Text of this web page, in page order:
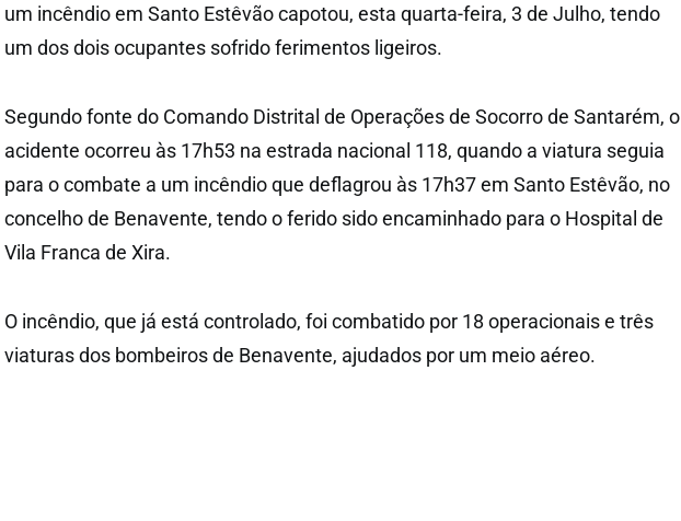
um incêndio em Santo Estêvão capotou, esta quarta-feira, 3 de Julho, tendo
um dos dois ocupantes sofrido ferimentos ligeiros.
Segundo fonte do Comando Distrital de Operações de Socorro de Santarém, o
acidente ocorreu às 17h53 na estrada nacional 118, quando a viatura seguia
para o combate a um incêndio que deflagrou às 17h37 em Santo Estêvão, no
concelho de Benavente, tendo o ferido sido encaminhado para o Hospital de
Vila Franca de Xira.
O incêndio, que já está controlado, foi combatido por 18 operacionais e três
viaturas dos bombeiros de Benavente, ajudados por um meio aéreo.